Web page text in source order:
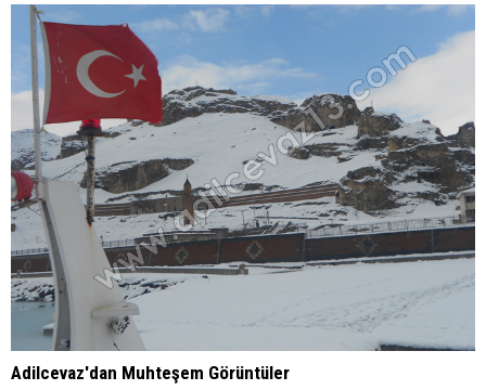
Adilcevaz'dan Muhteşem Görüntüler